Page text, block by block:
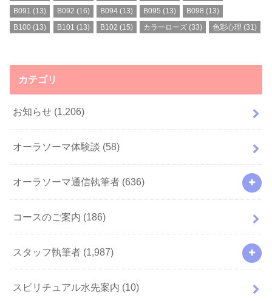
B091 (13) B092 (16) B094(13) B095 (13) B098 (13)
B100 (13) B101 (13) B102 (15) カラーローズ (33) 色彩心理 (31)
カテゴリ
お知らせ (1,206)
オーラソーマ体験談 (58)
オーラソーマ通信執筆者 (636)
コースのご案内 (186)
スタッフ執筆者 (1,987)
スピリチュアル水先案内 (10)